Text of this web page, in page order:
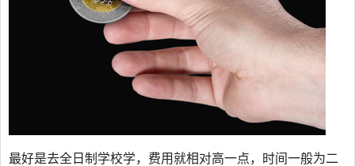
最好是去全日制学校学，费用就相对高一点，时间一般为二